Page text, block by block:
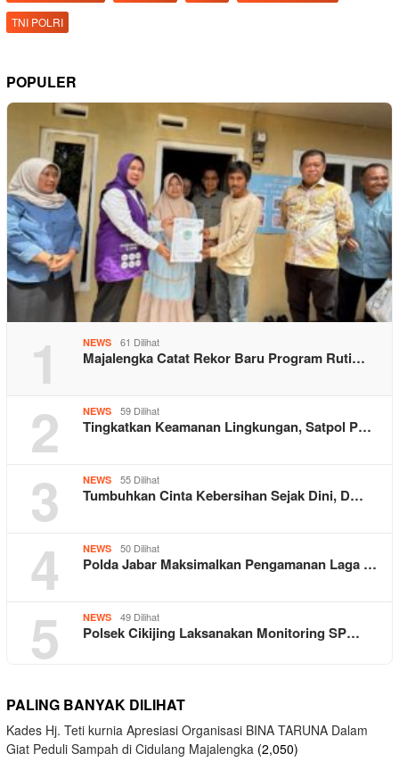
TNI POLRI
POPULER
1 NEWS 61 Dilihat
Majalengka Catat Rekor Baru Program Ruti…
2 NEWS 59 Dilihat
Tingkatkan Keamanan Lingkungan, Satpol P…
3 NEWS 55 Dilihat
Tumbuhkan Cinta Kebersihan Sejak Dini, D…
4 NEWS 50 Dilihat
Polda Jabar Maksimalkan Pengamanan Laga …
5 NEWS 49 Dilihat
Polsek Cikijing Laksanakan Monitoring SP…
PALING BANYAK DILIHAT
Kades Hj. Teti kurnia Apresiasi Organisasi BINA TARUNA Dalam
Giat Peduli Sampah di Cidulang Majalengka (2,050)